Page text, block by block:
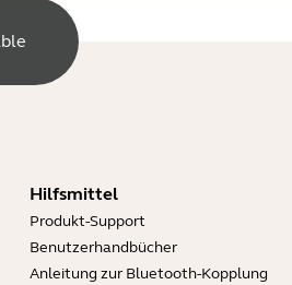
Hilfsmittel
Produkt-Support
Benutzerhandbücher
Anleitung zur Bluetooth-Kopplung